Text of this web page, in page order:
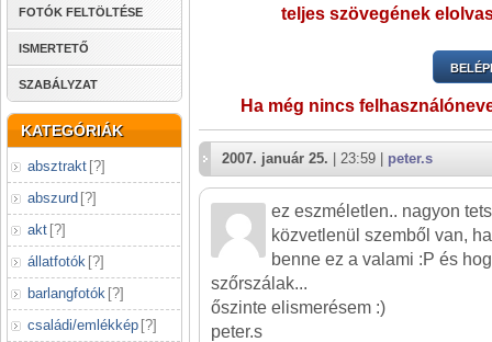
FOTÓK FELTÖLTÉSE
ISMERTETŐ
SZABÁLYZAT
KATEGÓRIÁK
absztrakt [?]
abszurd [?]
akt [?]
állatfotók [?]
barlangfotók [?]
családi/emlékkép [?]
teljes szövegének
Ha még nincs
2007. január 25. | 23:59 | peter.s
ez eszméletlen.. nagyon
közvetlenül szemből van,
benne ez a valami :P és
szőrszálak...
őszinte elismerésem :)
peter.s